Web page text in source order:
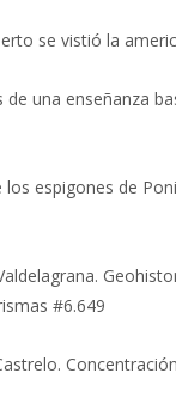
se vistió la
una enseñanza
los espigones de
#6.649